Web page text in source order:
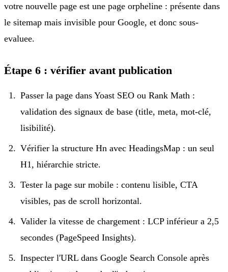
votre nouvelle page est une page orpheline : présente dans
le sitemap mais invisible pour Google, et donc sous-
evaluee.
Étape 6 : vérifier avant publication
Passer la page dans Yoast SEO ou Rank Math :
validation des signaux de base (title, meta, mot-clé,
lisibilité).
Vérifier la structure Hn avec HeadingsMap : un seul
H1, hiérarchie stricte.
Tester la page sur mobile : contenu lisible, CTA
visibles, pas de scroll horizontal.
Valider la vitesse de chargement : LCP inférieur a 2,5
secondes (PageSpeed Insights).
Inspecter l'URL dans Google Search Console après